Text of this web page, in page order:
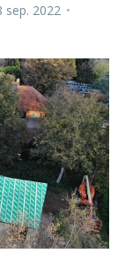
sep. 2022 •